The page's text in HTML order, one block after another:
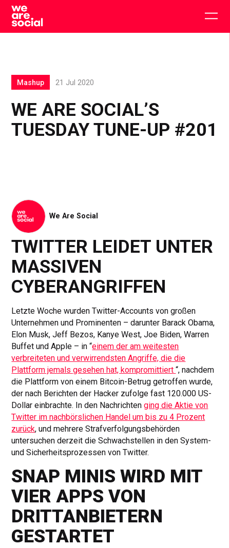
Skip
content
WE ARE SOCIAL’S
TUESDAY TUNE-UP #201
Mashup 21 Jul 2020
We Are Social
TWITTER LEIDET UNTER
MASSIVEN
CYBERANGRIFFEN
Letzte Woche wurden Twitter-Accounts von großen
Unternehmen und Prominenten – darunter Barack Obama,
Elon Musk, Jeff Bezos, Kanye West, Joe Biden, Warren
Buffet und Apple – in “einem der am weitesten
verbreiteten und verwirrendsten Angriffe, die die
Plattform jemals gesehen hat, kompromittiert“, nachdem
die Plattform von einem Bitcoin-Betrug getroffen wurde,
der nach Berichten der Hacker zufolge fast 120.000 US-
Dollar einbrachte. In den Nachrichtenging die Aktie von
Twitter im nachbörslichen Handel um bis zu 4 Prozent
zurück, und mehrere Strafverfolgungsbehörden
untersuchen derzeit die Schwachstellen in den System-
und Sicherheitsprozessen von Twitter.
SNAP MINIS WIRD MIT
VIER APPS VON
DRITTANBIETERN
GESTARTET